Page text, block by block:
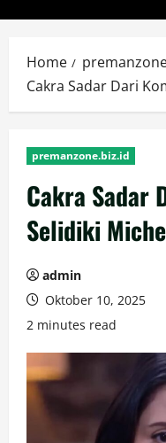
Home
Cakra Sadar Dari
premanzone.biz.id
Cakra Sadar
Selidiki
admin
Oktober 10, 2025
2 minutes read